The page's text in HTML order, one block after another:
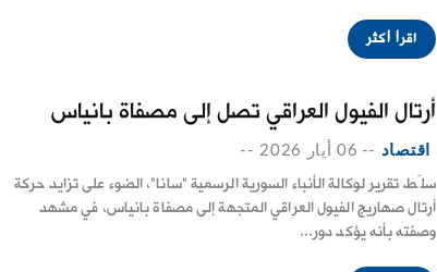
اقرأ أكثر
أرتال الفيول العراقي تصل إلى مصفاة بانياس
اقتصاد -- 06 أيار 2026 --
سلّط تقرير لوكالة الأنباء السورية الرسمية "سانا"، الضوء على تزايد حركة
أرتال صهاريج الفيول العراقي المتجهة إلى مصفاة بانياس، في مشهد
وصفته بأنه يؤكد دور...